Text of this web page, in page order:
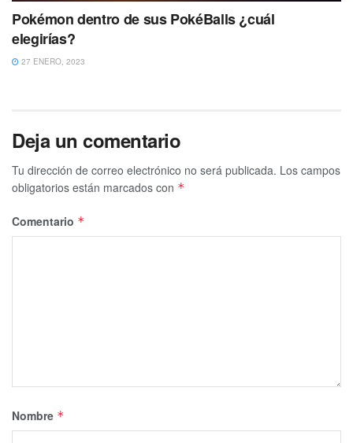
Pokémon dentro de sus PokéBalls ¿cuál
elegirías?
27 ENERO, 2023
Deja un comentario
Tu dirección de correo electrónico no será publicada. Los campos
obligatorios están marcados con *
Comentario *
Nombre *